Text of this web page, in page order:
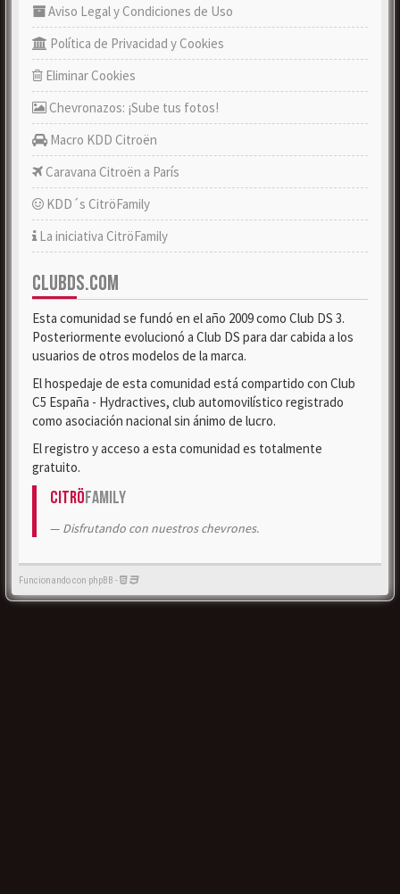
Aviso Legal y Condiciones de Uso
Política de Privacidad y Cookies
Eliminar Cookies
Chevronazos: ¡Sube tus fotos!
Macro KDD Citroën
Caravana Citroën a París
KDD´s CitröFamily
La iniciativa CitröFamily
CLUBDS.COM
Esta comunidad se fundó en el año 2009 como Club DS 3.
Posteriormente evolucionó a Club DS para dar cabida a los
usuarios de otros modelos de la marca.
El hospedaje de esta comunidad está compartido con Club
C5 España - Hydractives, club automovilístico registrado
como asociación nacional sin ánimo de lucro.
El registro y acceso a esta comunidad es totalmente
gratuito.
CitröFamily
Disfrutando con nuestros chevrones.
Funcionando con phpBB -